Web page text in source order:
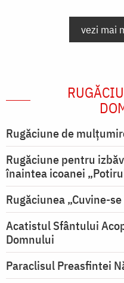
vezi mai
Rugăciune de
Rugăciune pentru
înaintea icoanei
Rugăciunea „Cuvine-
Acatistul Sfântului
Domnului
Paraclisul Preasfintei